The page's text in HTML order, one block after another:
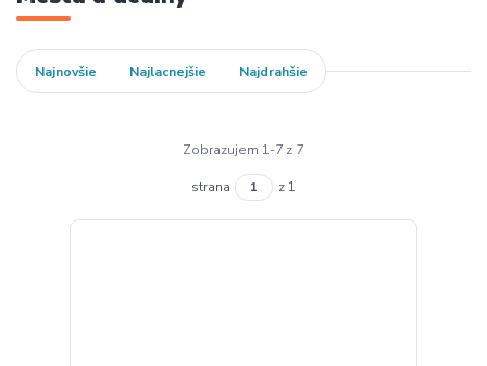
Najnovšie Najlacnejšie Najdrahšie
Zobrazujem 1-7 z 7
strana z 1